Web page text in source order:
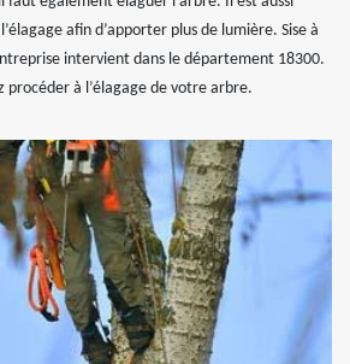
afin d’apporter plus de lumière. Sise à
intervient dans le département 18300.
procéder à l’élagage de votre arbre.